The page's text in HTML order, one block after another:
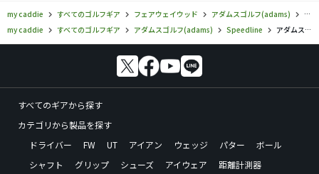
my caddie すべてのゴルフギア フェアウェイウッド アダムスゴルフ(adams)
ア
my caddie
すべてのゴルフギア アダムスゴルフ(adams) Speedline アダムスゴルフ／Speedline／フェアウェイウッドの口コミ評価
すべてのギアから探す
カテゴリから製品を探す
ドライバー
FW UT アイアン ウェッジ パター
ボール
シャフト
グリップ シューズ アイウェア
距離計測器